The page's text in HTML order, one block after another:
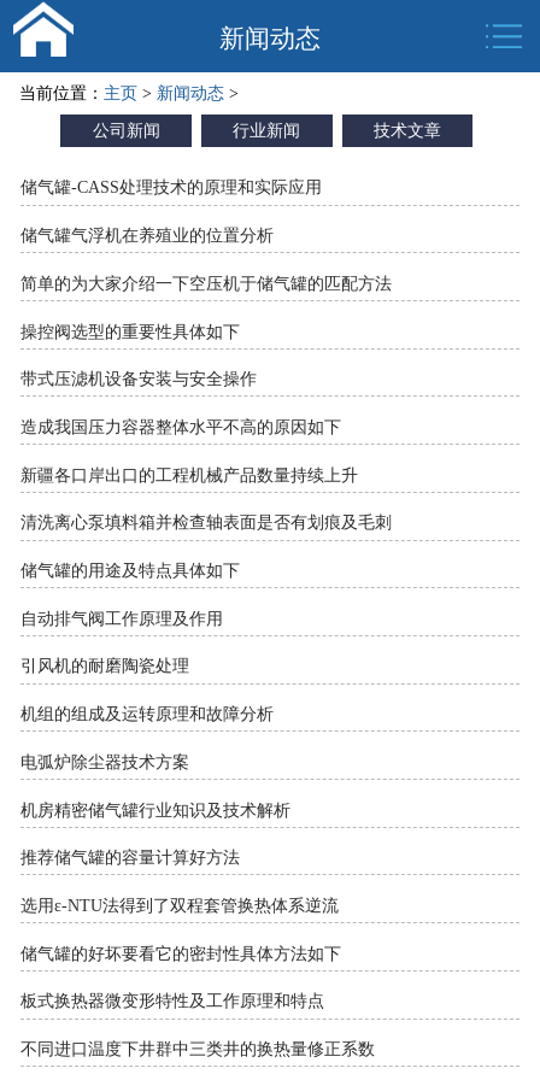
新闻动态
当前位置： 主页 > 新闻动态>
公司新闻 行业新闻 技术文章
储气罐-CASS处理技术的原理和实际应用
储气罐气浮机在养殖业的位置分析
简单的为大家介绍一下空压机于储气罐的匹配方法
操控阀选型的重要性具体如下
带式压滤机设备安装与安全操作
造成我国压力容器整体水平不高的原因如下
新疆各口岸出口的工程机械产品数量持续上升
清洗离心泵填料箱并检查轴表面是否有划痕及毛刺
储气罐的用途及特点具体如下
自动排气阀工作原理及作用
引风机的耐磨陶瓷处理
机组的组成及运转原理和故障分析
电弧炉除尘器技术方案
机房精密储气罐行业知识及技术解析
推荐储气罐的容量计算好方法
选用ε-NTU法得到了双程套管换热体系逆流
储气罐的好坏要看它的密封性具体方法如下
板式换热器微变形特性及工作原理和特点
不同进口温度下井群中三类井的换热量修正系数